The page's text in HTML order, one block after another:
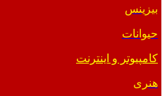
بیزینس
حیوانات
کامپیوتر و اینترنت
هنری